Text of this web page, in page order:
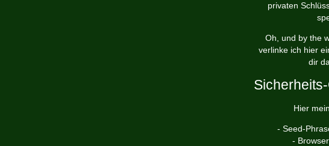
privaten
Oh, und by the
verlinke ich hier
dir
Hier
- Seed-
-